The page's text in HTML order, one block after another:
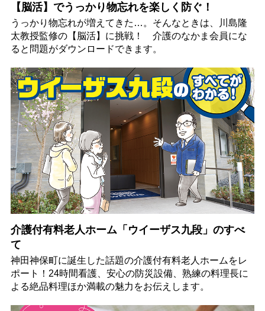
【脳活】でうっかり物忘れを楽しく防ぐ！
うっかり物忘れが増えてきた…。そんなときは、川島隆
太教授監修の【脳活】に挑戦！ 介護のなかま会員にな
ると問題がダウンロードできます。
介護付有料老人ホーム「ウイーザス九段」のすべ
て
神田神保町に誕生した話題の介護付有料老人ホームをレ
ポート！24時間看護、安心の防災設備、熟練の料理長に
よる絶品料理ほか満載の魅力をお伝えします。